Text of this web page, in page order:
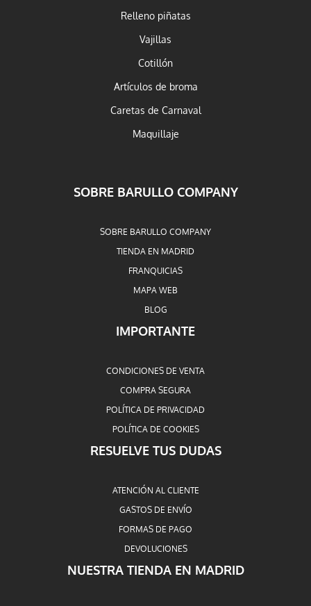
Relleno piñatas
Vajillas
Cotillón
Artículos de broma
Caretas de Carnaval
Maquillaje
SOBRE BARULLO COMPANY
SOBRE BARULLO COMPANY
TIENDA EN MADRID
FRANQUICIAS
MAPA WEB
BLOG
IMPORTANTE
CONDICIONES DE VENTA
COMPRA SEGURA
POLÍTICA DE PRIVACIDAD
POLÍTICA DE COOKIES
RESUELVE TUS DUDAS
ATENCIÓN AL CLIENTE
GASTOS DE ENVÍO
FORMAS DE PAGO
DEVOLUCIONES
NUESTRA TIENDA EN MADRID